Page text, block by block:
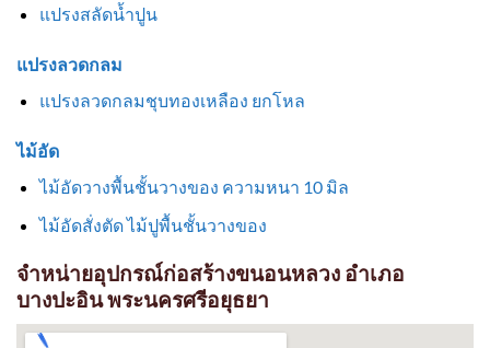
แปรงสลัดน้ำปูน
แปรงลวดกลม
แปรงลวดกลมชุบทองเหลือง ยกโหล
ไม้อัด
ไม้อัดวางพื้นชั้นวางของ ความหนา 10 มิล
ไม้อัดสั่งตัด ไม้ปูพื้นชั้นวางของ
จำหน่ายอุปกรณ์ก่อสร้างขนอนหลวง อำเภอ
บางปะอิน พระนครศรีอยุธยา